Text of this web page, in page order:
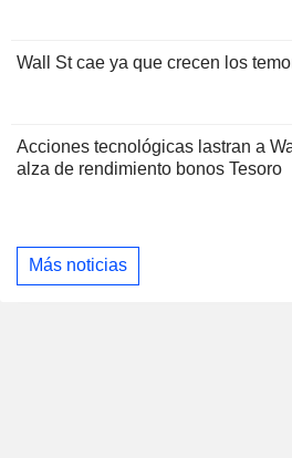
Wall St cae ya que crecen los
Acciones tecnológicas lastran a
alza de rendimiento bonos Tesoro
Más noticias